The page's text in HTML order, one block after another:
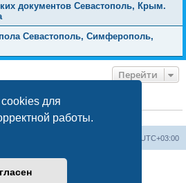
cookies для
работы.
документов Севастополь, Крым.
Севастополь, Симферополь,
Перейти
ClaudeBot [ИИ бот]и 2 гостя
UTC+03:00
Forum Software © phpBB Limited